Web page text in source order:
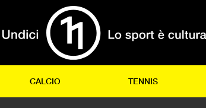
CALCIO TENNIS